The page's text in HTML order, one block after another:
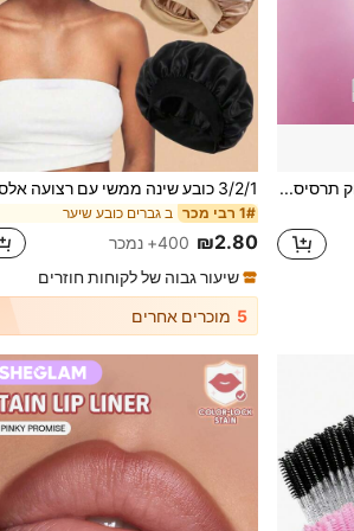
1 יחידה בקבוק תרסיס בושם שקוף מריבועית מזכוכית 30ML, מתאים לבושם, טיפוח וקוסמטיקה, מעוטר בפנינים קטנות ויהלומים קטנים, מינימליסטי ויפה, עמיד ולא נשבר בקלות, בקבוק תרסיס מעודן וקומפקטי, מתאים לנסיעות, פריט חיוני לנסיעות, מתאים לתיירות, למתן כמתנה, מתנת חג לנשים
1# רבי מכר ב גברים כובע שיער
₪2.80 400+ נמכר
שיעור גבוה של לקוחות חוזרים
5 מוכרים אחרים